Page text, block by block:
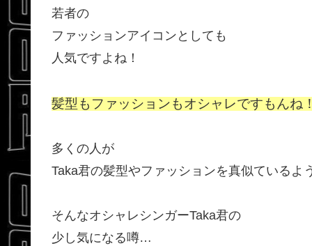
若者の
ファッションアイコンとしても
人気ですよね！
髪型もファッションもオシャレですもんね！
多くの人が
Taka君の髪型やファッションを真似ているよ
そんなオシャレシンガーTaka君の
少し気になる噂…